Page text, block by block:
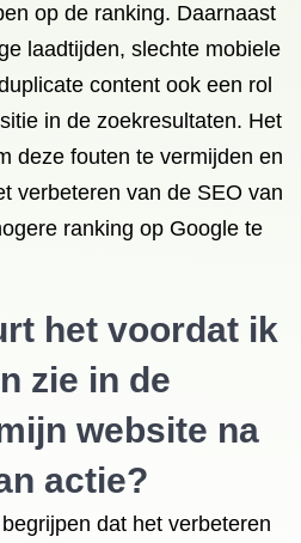
op de ranking. Daarnaast
laadtijden, slechte mobiele
content ook een rol
in de zoekresultaten. Het
deze fouten te vermijden en
verbeteren van de SEO van
ranking op Google te
het voordat ik
zie in de
website na
actie?
dat het verbeteren